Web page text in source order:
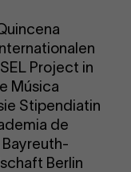
Project in
Música
Stipendiatin
de
Berlin